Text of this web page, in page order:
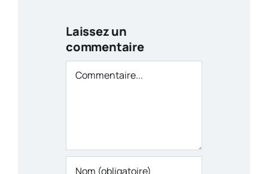
Laissez un
commentaire
Commentaire